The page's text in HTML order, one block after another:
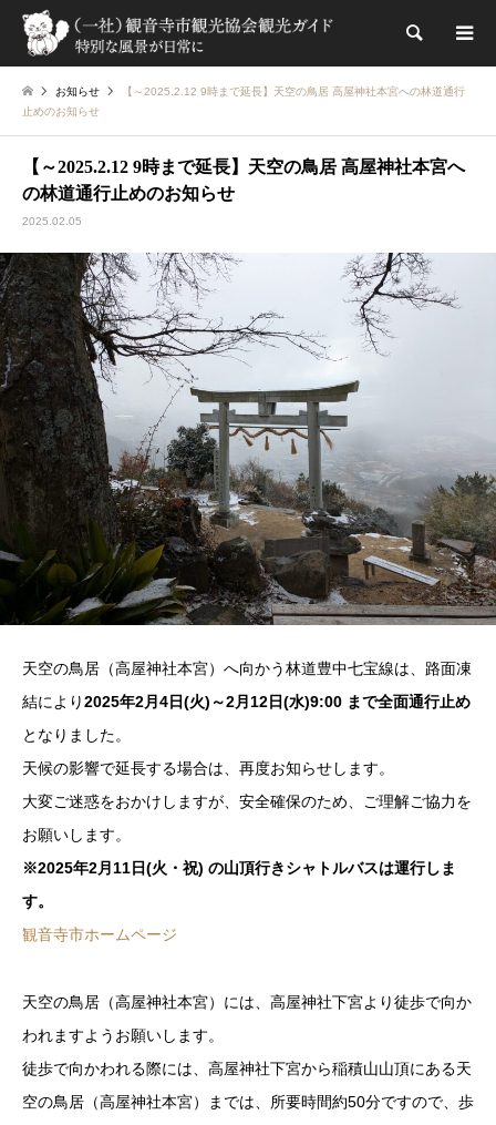
検索
お知らせ
【～2025.2.12 9時まで延長】天空の鳥居 高屋神社本宮への林道通行
止めのお知らせ
【～2025.2.12 9時まで延長】天空の鳥居 高屋神社本宮へ
の林道通行止めのお知らせ
2025.02.05
天空の鳥居（高屋神社本宮）へ向かう林道豊中七宝線は、路面凍
結により2025年2月4日(火)～2月12日(水)9:00 まで全面通行止め
となりました。
天候の影響で延長する場合は、再度お知らせします。
大変ご迷惑をおかけしますが、安全確保のため、ご理解ご協力を
お願いします。
※2025年2月11日(火・祝) の山頂行きシャトルバスは運行しま
す。
観音寺市ホームページ
天空の鳥居（高屋神社本宮）には、高屋神社下宮より徒歩で向か
われますようお願いします。
徒歩で向かわれる際には、高屋神社下宮から稲積山山頂にある天
空の鳥居（高屋神社本宮）までは、所要時間約50分ですので、歩